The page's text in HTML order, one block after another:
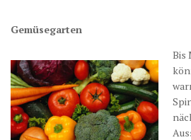
Gemüsegarten
Bis